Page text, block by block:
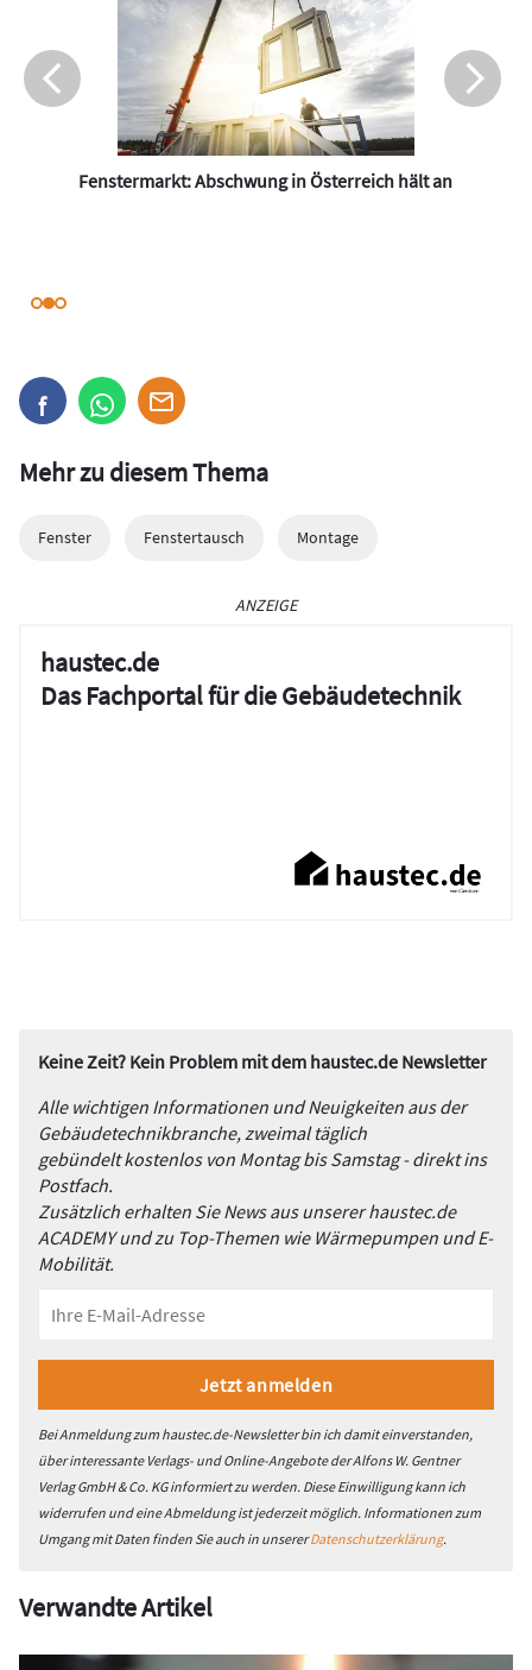
Fenstermarkt: Abschwung in Österreich hält an
Mehr zu diesem Thema
Fenster Fenstertausch Montage
ANZEIGE
haustec.de
Das Fachportal für die Gebäudetechnik
Keine Zeit? Kein Problem mit dem haustec.de Newsletter
Alle wichtigen Informationen und Neuigkeiten aus der
Gebäudetechnikbranche, zweimal täglich
gebündelt kostenlos von Montag bis Samstag - direkt ins
Postfach.
Zusätzlich erhalten Sie News aus unserer haustec.de
ACADEMY und zu Top-Themen wie Wärmepumpen und E-
Mobilität.
Bei Anmeldung zum haustec.de-Newsletter bin ich damit einverstanden,
über interessante Verlags- und Online-Angebote der Alfons W. Gentner
Verlag GmbH & Co. KG informiert zu werden. Diese Einwilligung kann ich
widerrufen und eine Abmeldung ist jederzeit möglich. Informationen zum
Umgang mit Daten finden Sie auch in unsererDatenschutzerklärung.
Verwandte Artikel